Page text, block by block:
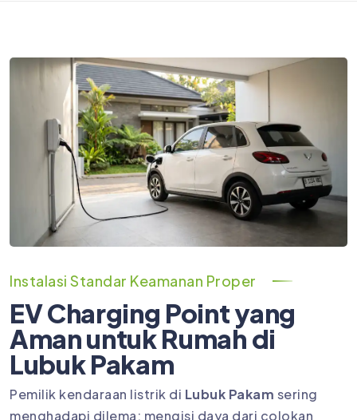
Instalasi Standar Keamanan Proper
EV Charging Point yang
Aman untuk Rumah di
Lubuk Pakam
Pemilik kendaraan listrik di Lubuk Pakam sering
menghadapi dilema: mengisi daya dari colokan